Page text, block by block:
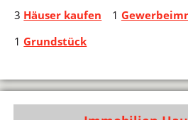
3 Häuser kaufen 1
1Grundstück